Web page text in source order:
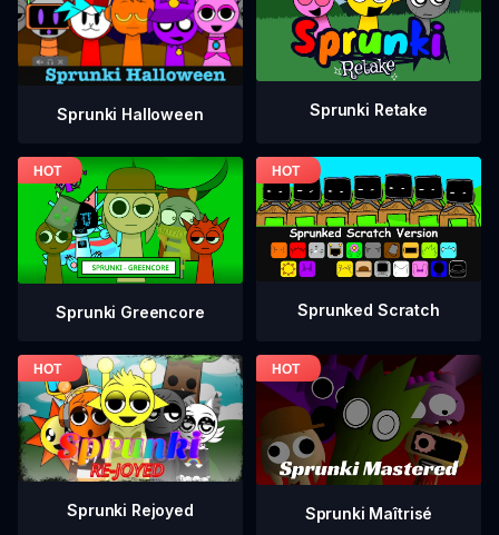
Sprunki Halloween Sprunki Retake
Sprunki Greencore Sprunked Scratch
Sprunki Rejoyed Sprunki Maîtrisé